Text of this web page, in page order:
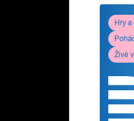
Hry a
Živé